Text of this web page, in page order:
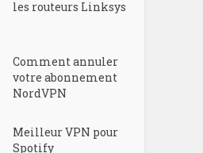
les routeurs Linksys
Comment annuler
votre abonnement
NordVPN
Meilleur VPN pour
Spotify